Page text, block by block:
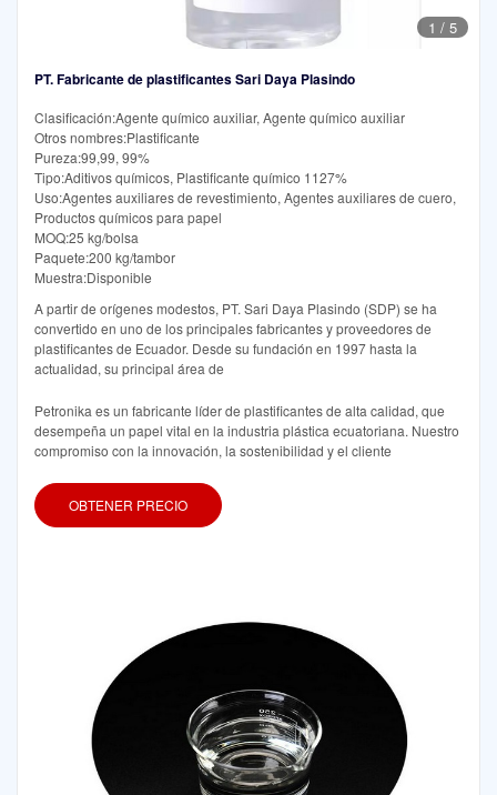
1 / 5
PT. Fabricante de plastificantes Sari Daya Plasindo
Clasificación:Agente químico auxiliar, Agente químico auxiliar
Otros nombres:Plastificante
Pureza:99,99, 99%
Tipo:Aditivos químicos, Plastificante químico 1127%
Uso:Agentes auxiliares de revestimiento, Agentes auxiliares de cuero,
Productos químicos para papel
MOQ:25 kg/bolsa
Paquete:200 kg/tambor
Muestra:Disponible
A partir de orígenes modestos, PT. Sari Daya Plasindo (SDP) se ha
convertido en uno de los principales fabricantes y proveedores de
plastificantes de Ecuador. Desde su fundación en 1997 hasta la
actualidad, su principal área de
Petronika es un fabricante líder de plastificantes de alta calidad, que
desempeña un papel vital en la industria plástica ecuatoriana. Nuestro
compromiso con la innovación, la sostenibilidad y el cliente
OBTENER PRECIO